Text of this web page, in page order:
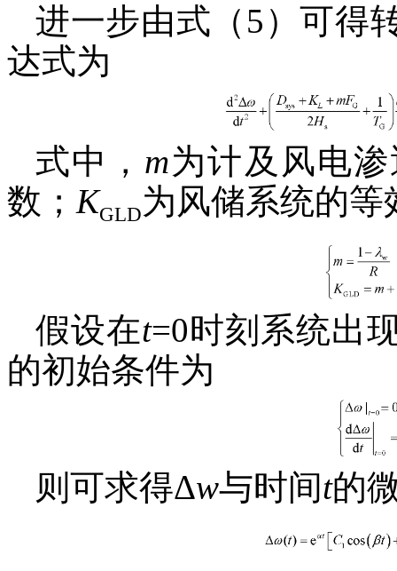
进一步由式（5）可得
达式为
式中， m为计及风电
数； KGLD为风储系统的
假设在t=0时刻系统出
的初始条件为
则可求得Δw与时间t的